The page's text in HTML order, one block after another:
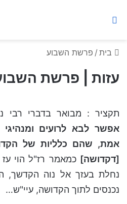
בית / פרשת השבוע
עזות | פרשת
תקציר : מבואר בדברי רבי
אפשר לבא לרועים
אמת, שהם כלליות של
[דקדושה] כמאמר רז"ל הוי
נחלת בעזך אל נוה הקדשך,
נכנסים לתוך הקדושה, עיי"ש…